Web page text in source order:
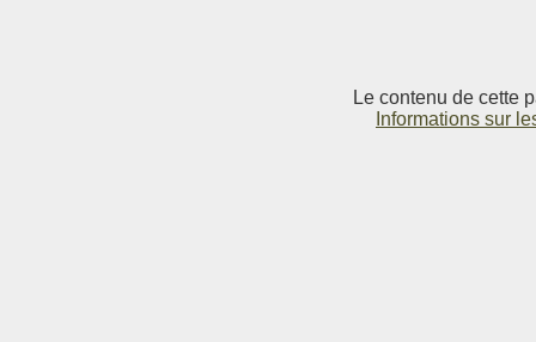
Le contenu de cette
Informations sur